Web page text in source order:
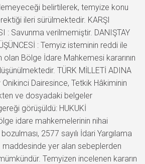
belirtilerek, temyize konu
ileri sürülmektedir. KARŞI
: Savunma verilmemiştir. DANIŞTAY
: Temyiz isteminin reddi ile
Bölge İdare Mahkemesi kararının
TÜRK MİLLETİ ADINA
Dairesince, Tetkik Hâkiminin
ve dosyadaki belgeler
görüşüldü: HUKUKİ
idare mahkemelerinin nihai
2577 sayılı İdari Yargılama
maddesinde yer alan sebeplerden
Temyizen incelenen kararın